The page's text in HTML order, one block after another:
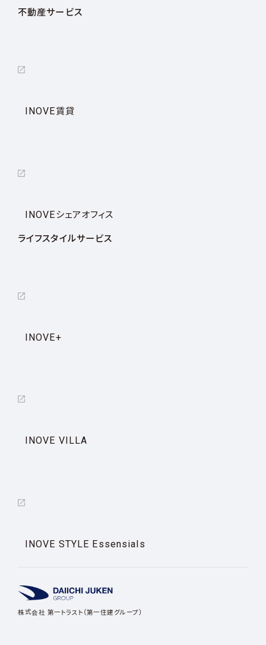
不動産サービス
INOVE賃貸
INOVEシェアオフィス
ライフスタイルサービス
INOVE+
INOVE VILLA
INOVE STYLE Essensials
株式会社 第一トラスト（第一住建グループ）